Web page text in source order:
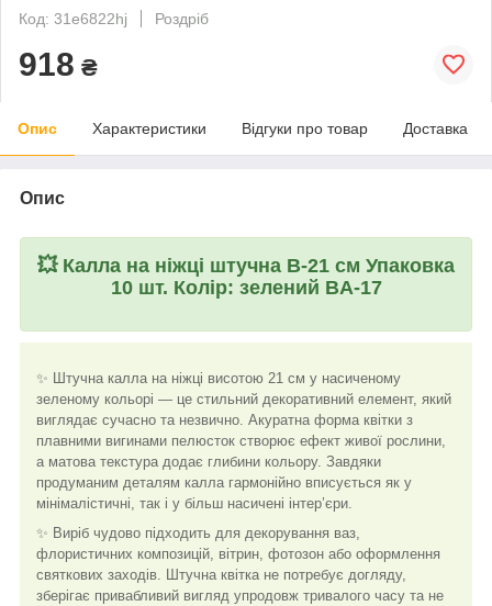
Код: 31e6822hj
Роздріб
918 ₴
Опис Характеристики Відгуки про товар Доставка
Опис
💥 Калла на ніжці штучна В-21 см Упаковка
10 шт. Колір: зелений BA-17
✨ Штучна калла на ніжці висотою 21 см у насиченому
зеленому кольорі — це стильний декоративний елемент, який
виглядає сучасно та незвично. Акуратна форма квітки з
плавними вигинами пелюсток створює ефект живої рослини,
а матова текстура додає глибини кольору. Завдяки
продуманим деталям калла гармонійно вписується як у
мінімалістичні, так і у більш насичені інтер’єри.
✨ Виріб чудово підходить для декорування ваз,
флористичних композицій, вітрин, фотозон або оформлення
святкових заходів. Штучна квітка не потребує догляду,
зберігає привабливий вигляд упродовж тривалого часу та не